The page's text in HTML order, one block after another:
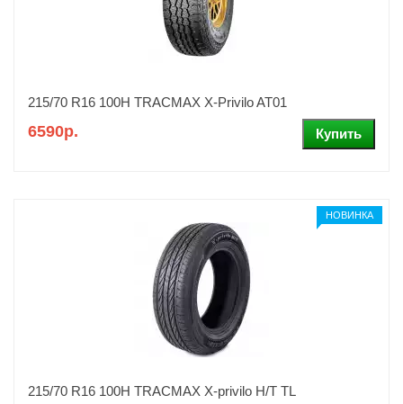
215/70 R16 100H TRACMAX X-Privilo AT01
6590р.
НОВИНКА
215/70 R16 100H TRACMAX X-privilo H/T TL